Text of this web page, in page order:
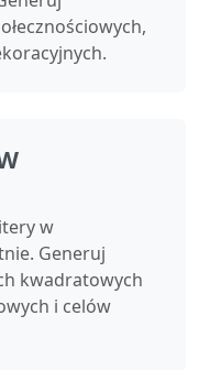
w
Generuj
kwadratowych
i celów